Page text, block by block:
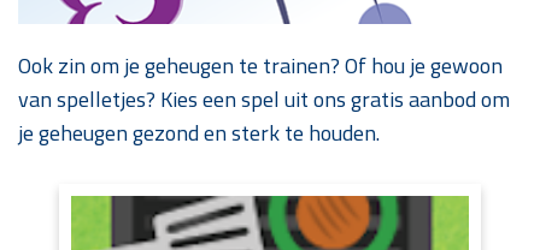
Ook zin om je geheugen te trainen? Of hou je gewoon
van spelletjes? Kies een spel uit ons gratis aanbod om
je geheugen gezond en sterk te houden.